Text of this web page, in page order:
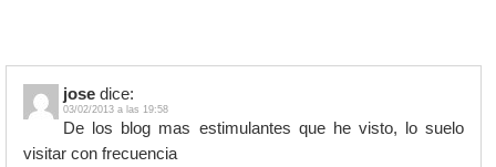
jose dice:
03/02/2013 a las 19:58
De los blog mas estimulantes que he visto, lo suelo
visitar con frecuencia